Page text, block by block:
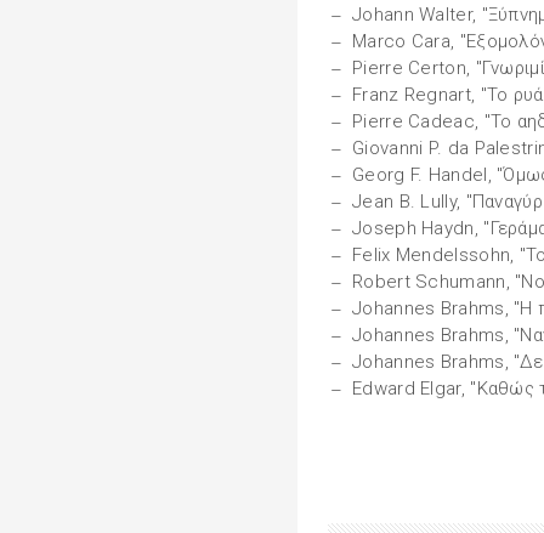
Johann Walter,
Marco Cara,
Pierre Certon,
Franz Regnart, "Το
Pierre Cadeac, "Το
Giovanni P. da
Georg F. Handel,
Jean B. Lully,
Joseph Haydn,
Felix Mendelssohn,
Robert Schumann,
Johannes Brahms, "Η
Johannes Brahms,
Johannes Brahms,
Edward Elgar, "Καθώς